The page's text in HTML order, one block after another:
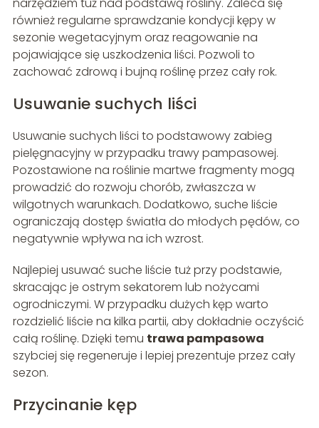
narzędziem tuż nad podstawą rośliny. Zaleca się
również regularne sprawdzanie kondycji kępy w
sezonie wegetacyjnym oraz reagowanie na
pojawiające się uszkodzenia liści. Pozwoli to
zachować zdrową i bujną roślinę przez cały rok.
Usuwanie suchych liści
Usuwanie suchych liści to podstawowy zabieg
pielęgnacyjny w przypadku trawy pampasowej.
Pozostawione na roślinie martwe fragmenty mogą
prowadzić do rozwoju chorób, zwłaszcza w
wilgotnych warunkach. Dodatkowo, suche liście
ograniczają dostęp światła do młodych pędów, co
negatywnie wpływa na ich wzrost.
Najlepiej usuwać suche liście tuż przy podstawie,
skracając je ostrym sekatorem lub nożycami
ogrodniczymi. W przypadku dużych kęp warto
rozdzielić liście na kilka partii, aby dokładnie oczyścić
całą roślinę. Dzięki temu trawa pampasowa
szybciej się regeneruje i lepiej prezentuje przez cały
sezon.
Przycinanie kęp